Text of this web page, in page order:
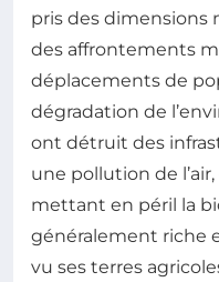
pris des dimensions
des affrontements
déplacements de
dégradation de
ont détruit des
une pollution de l’air,
mettant en péril la
généralement riche
vu ses terres